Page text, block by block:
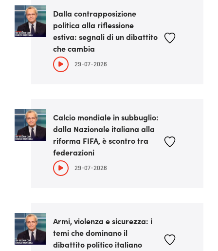
Dalla contrapposizione
politica alla riflessione
estiva: segnali di un dibattito
che cambia
29-07-2026
Calcio mondiale in subbuglio:
dalla Nazionale italiana alla
riforma FIFA, è scontro tra
federazioni
29-07-2026
Armi, violenza e sicurezza: i
temi che dominano il
dibattito politico italiano